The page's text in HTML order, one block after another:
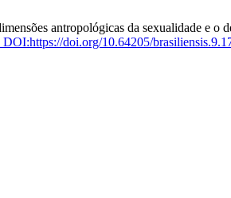
antropológicas da sexualidade e o
DOI:https://doi.org/10.64205/